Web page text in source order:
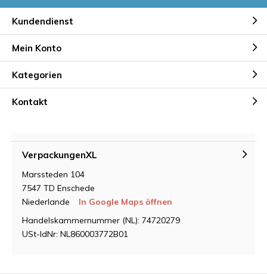
Kundendienst
Mein Konto
Kategorien
Kontakt
VerpackungenXL
Marssteden 104
7547 TD Enschede
Niederlande
In Google Maps öffnen
Handelskammernummer (NL): 74720279
USt-IdNr: NL860003772B01